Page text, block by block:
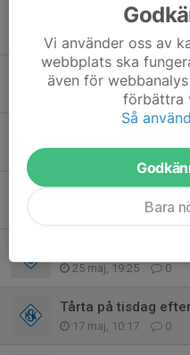
Inställda träningar
14 jun, 22:13
Träning tors 11/6
9 jun, 22:15 0
4 jun, 09:06 0
P13-match onsdag
0
25 maj, 19:25 0
Tårta på tisdag
17 maj, 10:17 0
Vi använder oss av
webbplats ska
även för
förbättra
Så
Bara